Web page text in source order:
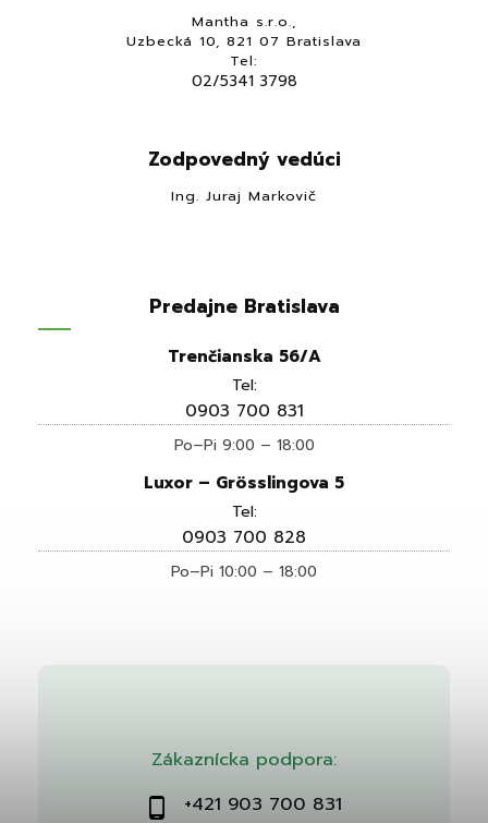
Zákaznícka podpora:
+421 903 700 831
Mantha s.r.o.,
Uzbecká 10, 821 07 Bratislava
Tel:
02/5341 3798
Zodpovedný vedúci
Ing. Juraj Markovič
Predajne Bratislava
Trenčianska 56/A
Tel:
0903 700 831
Po–Pi 9:00 – 18:00
Luxor – Grösslingova 5
Tel:
0903 700 828
Po–Pi 10:00 – 18:00